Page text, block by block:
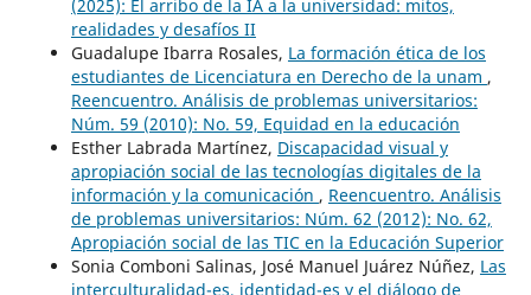
(2025): El arribo de la IA a la universidad: mitos,
realidades y desafíos II
Guadalupe Ibarra Rosales, La formación ética de los
estudiantes de Licenciatura en Derecho de la unam ,
Reencuentro. Análisis de problemas universitarios:
Núm. 59 (2010): No. 59, Equidad en la educación
Esther Labrada Martínez, Discapacidad visual y
apropiación social de las tecnologías digitales de la
información y la comunicación , Reencuentro. Análisis
de problemas universitarios: Núm. 62 (2012): No. 62,
Apropiación social de las TIC en la Educación Superior
Sonia Comboni Salinas, José Manuel Juárez Núñez, Las
interculturalidad-es, identidad-es y el diálogo de